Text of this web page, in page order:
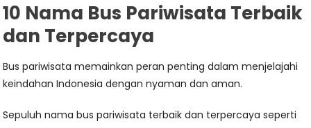
10 Nama Bus Pariwisata Terbaik
dan Terpercaya
Bus pariwisata memainkan peran penting dalam menjelajahi
keindahan Indonesia dengan nyaman dan aman.
Sepuluh nama bus pariwisata terbaik dan terpercaya seperti